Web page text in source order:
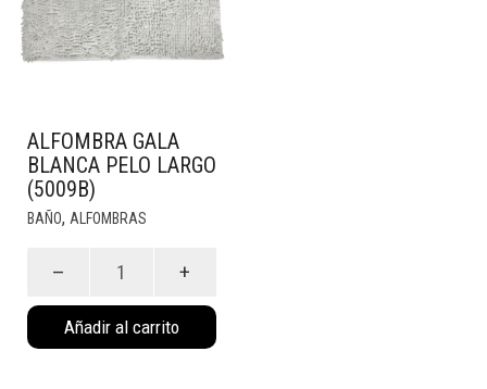
ALFOMBRA GALA
BLANCA PELO LARGO
(5009B)
BAÑO, ALFOMBRAS
Blanca
Largo
Añadir al carrito